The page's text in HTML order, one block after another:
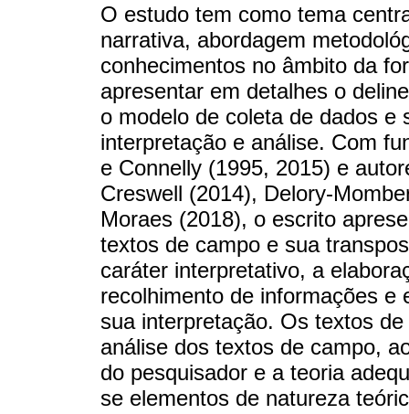
O estudo tem como tema
narrativa, abordagem
conhecimentos no âmbito da
apresentar em detalhes o
o modelo de coleta de dados e
interpretação e análise. Com
e Connelly (1995, 2015) e
Creswell (2014), Delory-
Moraes (2018), o escrito
textos de campo e sua
caráter interpretativo, a
recolhimento de informações e
sua interpretação. Os textos
análise dos textos de campo,
do pesquisador e a teoria
se elementos de natureza